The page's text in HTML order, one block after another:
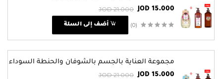
JOD 15.000
JOD 21.000
(0)
مجموعة العناية بالجسم بالشوفان والحنطة السوداء
JOD 15.000
JOD 21.000